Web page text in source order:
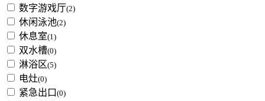
数字游戏厅(2)
休闲泳池(2)
休息室(1)
双水槽(0)
淋浴区(5)
电灶(0)
紧急出口 (0)